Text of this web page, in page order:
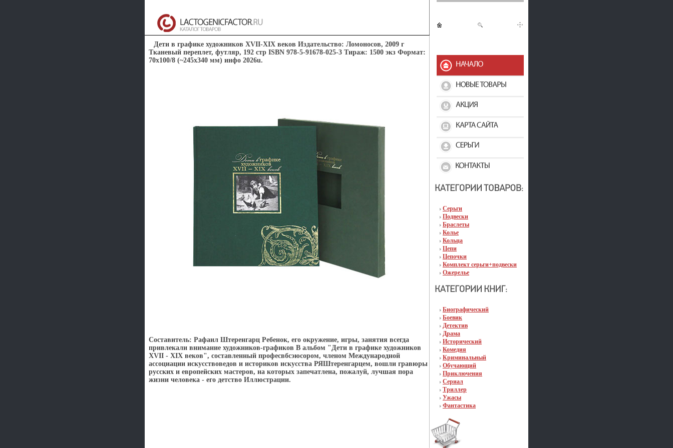
Серьги
Подвески
Браслеты
Колье
Кольца
Цепи
Цепочки
Комплект серьги+подвески
Ожерелье
Биографический
Боевик
Детектив
Драма
Исторический
Комедия
Криминальный
Обучающий
Приключения
Сериал
Триллер
Ужасы
Фантастика
Дети в графике художников XVII-XIX веков Издательство: Ломоносов, 2009 г
Тканевый переплет, футляр, 192 стр ISBN 978-5-91678-025-3 Тираж: 1500 экз Формат:
70x100/8 (~245х340 мм) инфо 2026u.
Составитель: Рафаил Штеренгарц Ребенок, его окружение, игры, занятия всегда
привлекали внимание художников-графиков В альбом "Дети в графике художников
XVII - XIX веков", составленный професвбсэюсором, членом Международной
ассоциации искусствоведов и историков искусства РЯШтеренгарцем, вошли гравюры
русских и европейских мастеров, на которых запечатлена, пожалуй, лучшая пора
жизни человека - его детство Иллюстрации.